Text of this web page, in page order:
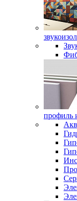
профиль